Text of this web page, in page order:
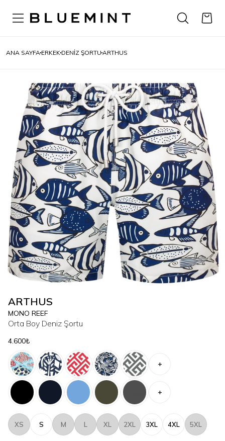
ANA SAYFA ERKEK DENIZ ŞORTU ARTHUS
ARTHUS
MONO REEF
Orta Boy Deniz Şortu
4.600₺
+
+
XS S M L XL 2XL 3XL 4XL 5XL